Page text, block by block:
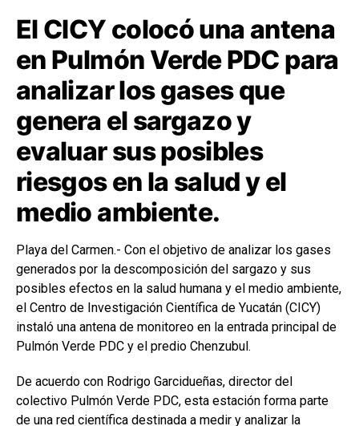
El CICY colocó una antena
en Pulmón Verde PDC para
analizar los gases que
genera el sargazo y
evaluar sus posibles
riesgos en la salud y el
medio ambiente.
Playa del Carmen.- Con el objetivo de analizar los gases
generados por la descomposición del sargazo y sus
posibles efectos en la salud humana y el medio ambiente,
el Centro de Investigación Científica de Yucatán (CICY)
instaló una antena de monitoreo en la entrada principal de
Pulmón Verde PDC y el predio Chenzubul.
De acuerdo con Rodrigo Garcidueñas, director del
colectivo Pulmón Verde PDC, esta estación forma parte
de una red científica destinada a medir y analizar la